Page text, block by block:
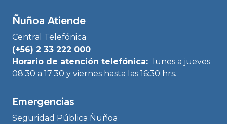
Ñuñoa Atiende
Central Telefónica
(+56) 2 33 222 000
Horario de atención telefónica:
lunes a jueves
08:30 a 17:30 y viernes hasta las 16:30 hrs.
Emergencias
Seguridad Pública Ñuñoa